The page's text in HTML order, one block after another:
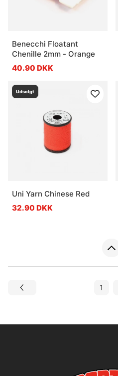
Benecchi Floatant
Chenille 2mm - Orange
40.90 DKK
Udsolgt
Uni Yarn Chinese Red
32.90 DKK
1